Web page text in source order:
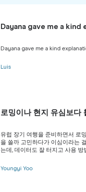
Dayana gave me a kind
Dayana gave me a kind
Luis
로밍이나 현지 유심보다
유럽 장기 여행을 준비하면서 로
을 쓸까 고민하다가 이심이라는
는데, 데이터도 잘 터지고 사용 방
Youngyi Yoo